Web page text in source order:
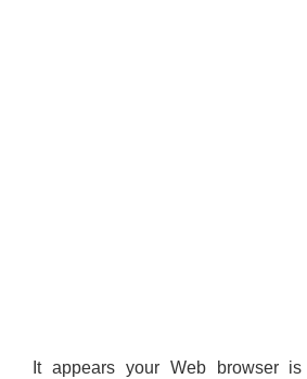
It appears your Web browser